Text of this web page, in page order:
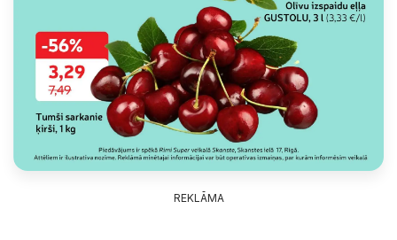
REKLĀMA